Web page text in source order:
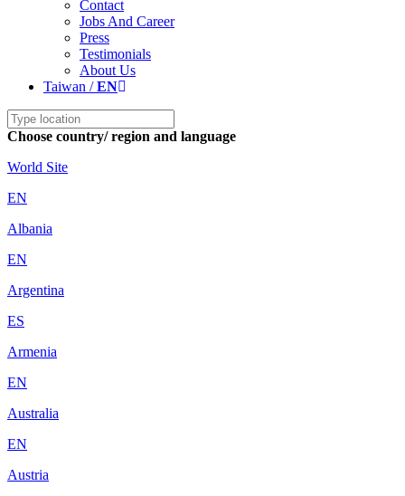
Contact
Jobs And Career
Press
Testimonials
About Us
Taiwan /EN
Choose country/ region and language
World Site
EN
Albania
EN
Argentina
ES
Armenia
EN
Australia
EN
Austria